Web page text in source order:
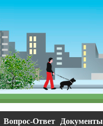
Вопрос-Ответ Документы